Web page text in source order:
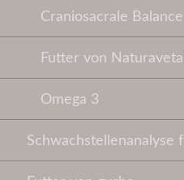
Craniosacrale Balance
Futter von Naturavetal
Omega 3
Schwachstellenanalyse